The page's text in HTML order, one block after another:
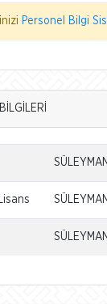
Personel Bilgi